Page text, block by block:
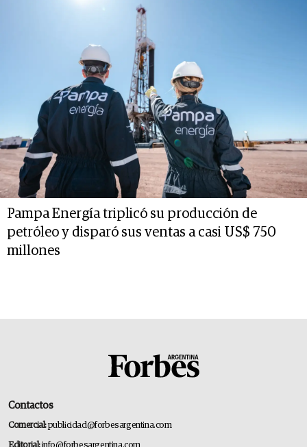
Pampa Energía triplicó su producción de
petróleo y disparó sus ventas a casi US$ 750
millones
Contactos
Comercial:publicidad@forbesargentina.com
Editorial:info@forbesargentina.com